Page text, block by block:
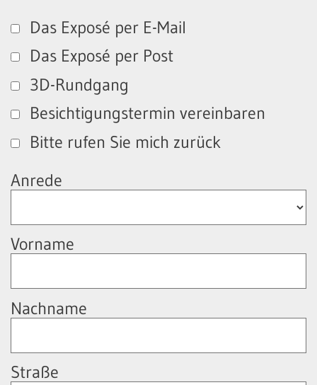
Das Exposé per E-Mail
Das Exposé per Post
3D-Rundgang
Besichtigungstermin vereinbaren
Bitte rufen Sie mich zurück
Anrede
Vorname
Nachname
Straße